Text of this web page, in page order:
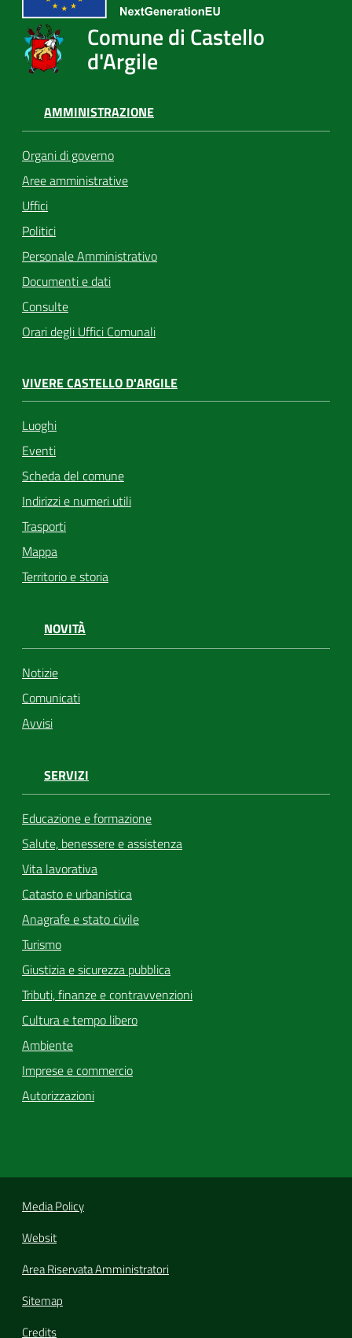
Comune di Castello
d'Argile
AMMINISTRAZIONE
Organi di governo
Aree amministrative
Uffici
Politici
Personale Amministrativo
Documenti e dati
Consulte
Orari degli Uffici Comunali
VIVERE CASTELLO D'ARGILE
Luoghi
Eventi
Scheda del comune
Indirizzi e numeri utili
Trasporti
Mappa
Territorio e storia
NOVITÀ
Notizie
Comunicati
Avvisi
SERVIZI
Educazione e formazione
Salute, benessere e assistenza
Vita lavorativa
Catasto e urbanistica
Anagrafe e stato civile
Turismo
Giustizia e sicurezza pubblica
Tributi, finanze e contravvenzioni
Cultura e tempo libero
Ambiente
Imprese e commercio
Autorizzazioni
Media Policy
Websit
Area Riservata Amministratori
Sitemap
Credits